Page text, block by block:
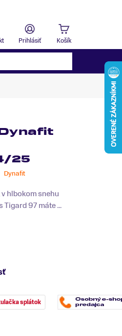
Prihlásiť Košík
25
Dynafit
hlbokom snehu
Tigard 97 máte ...
splátok